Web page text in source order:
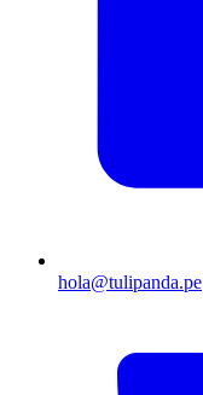
hola@tulipanda.pe